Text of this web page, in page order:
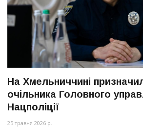
На Хмельниччині
очільника Головного
Нацполіції
25 травня 2026 р.